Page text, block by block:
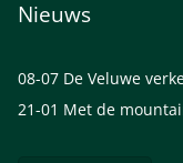
Nieuws
08-07 De Veluwe
21-01 Met de